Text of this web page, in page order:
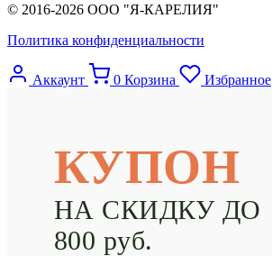
© 2016-2026 ООО "Я-КАРЕЛИЯ"
Политика конфиденциальности
Аккаунт 0 Корзина Избранное
КУПОН
НА СКИДКУ ДО
800 руб.